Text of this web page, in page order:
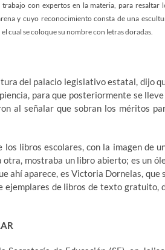
con expertos en la materia, para resaltar
y cuyo reconocimiento consta de una
cual se coloque su nombre con letras doradas.
del palacio legislativo estatal, dijo
para que posteriormente se lleve
al señalar que sobran los méritos
libros escolares, con la imagen de
otra, mostraba un libro abierto; es un
ahí aparece, es Victoria Dornelas, que
ejemplares de libros de texto gratuito,